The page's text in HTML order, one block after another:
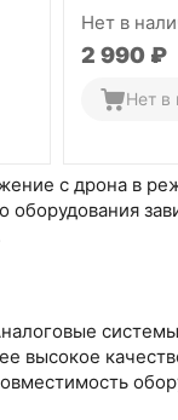
с дрона в
высокое
Нет в
2 990 ₽
Нет в